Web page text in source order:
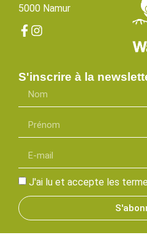
5000 Namur
S'inscrire à la
J'ai lu et accepte les